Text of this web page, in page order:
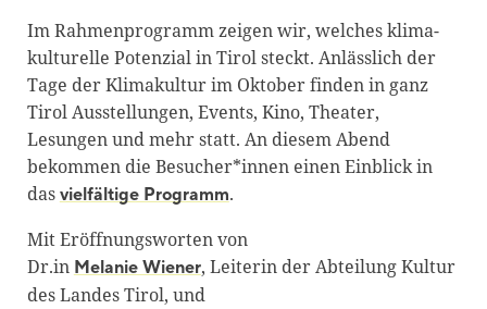
Im Rahmenprogramm zeigen wir, welches klima-
kulturelle Potenzial in Tirol steckt. Anlässlich der
Tage der Klimakultur im Oktober finden in ganz
Tirol Ausstellungen, Events, Kino, Theater,
Lesungen und mehr statt. An diesem Abend
bekommen die Besucher*innen einen Einblick in
das vielfältige Programm.
Mit Eröffnungsworten von
Dr.in Melanie Wiener, Leiterin der Abteilung Kultur
des Landes Tirol, und